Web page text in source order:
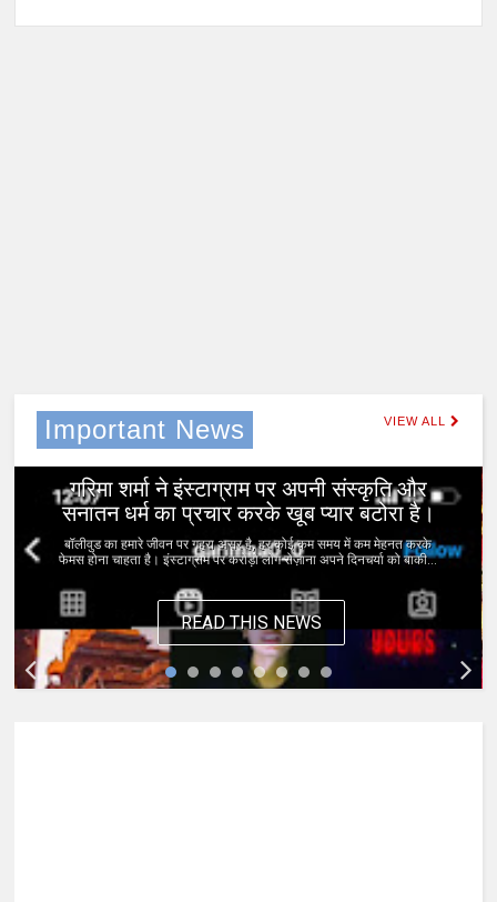
Important News VIEW ALL
गरिमा शर्मा ने इंस्टाग्राम पर अपनी संस्कृति और
सनातन धर्म का प्रचार करके खूब प्यार बटोरा है।
बॉलीवुड का हमारे जीवन पर गहरा असर है, हर कोई कम समय में कम मेहनत करके
फेमस होना चाहता है। इंस्टाग्राम पर करोड़ो लोग रोज़ाना अपने दिनचर्या को बाकी...
READ THIS NEWS